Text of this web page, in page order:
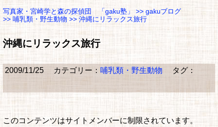
写真家・宮崎学と森の探偵団 「gaku塾」 >> gakuブログ
>> 哺乳類・野生動物 >> 沖縄にリラックス旅行
沖縄にリラックス旅行
2009/11/25 カテゴリー： 哺乳類・野生動物 タグ：
このコンテンツはサイトメンバーに制限されています。